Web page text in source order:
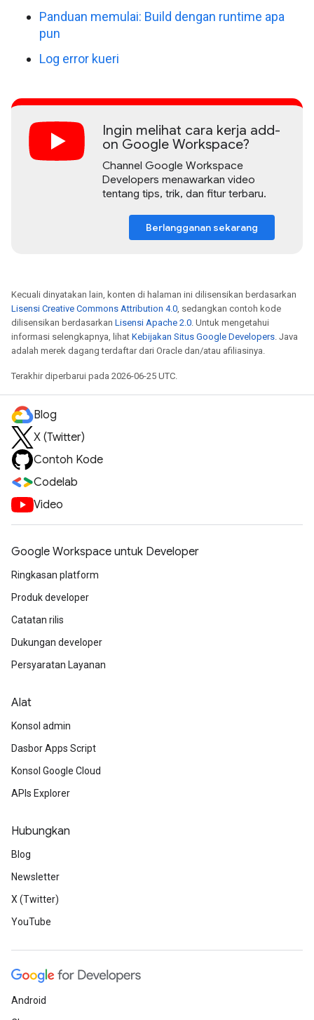
Panduan memulai: Build dengan runtime apa
pun
Log error kueri
Ingin melihat cara kerja add-
on Google Workspace?
Channel Google Workspace
Developers menawarkan video
tentang tips, trik, dan fitur terbaru.
Berlangganan sekarang
Kecuali dinyatakan lain, konten di halaman ini dilisensikan berdasarkan
Lisensi Creative Commons Attribution 4.0, sedangkan contoh kode
dilisensikan berdasarkan Lisensi Apache 2.0. Untuk mengetahui
informasi selengkapnya, lihat Kebijakan Situs Google Developers. Java
adalah merek dagang terdaftar dari Oracle dan/atau afiliasinya.
Terakhir diperbarui pada 2026-06-25 UTC.
Blog
X (Twitter)
Contoh Kode
Codelab
Video
Google Workspace untuk Developer
Ringkasan platform
Produk developer
Catatan rilis
Dukungan developer
Persyaratan Layanan
Alat
Konsol admin
Dasbor Apps Script
Konsol Google Cloud
APIs Explorer
Hubungkan
Blog
Newsletter
X (Twitter)
YouTube
Android